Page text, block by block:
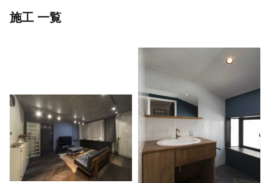
施工 一覧